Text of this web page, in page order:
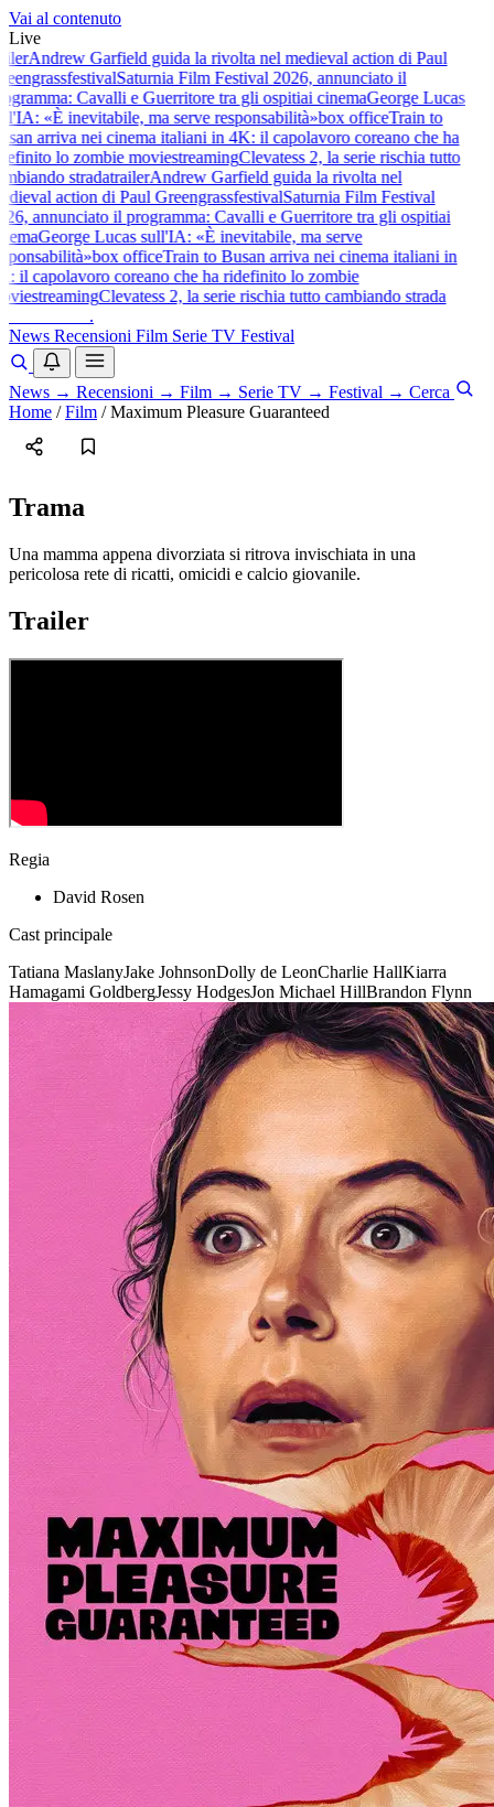
Vai al contenuto
Live
Andrew Garfield guida la rivolta nel medieval action di Paul
festivalSaturnia Film Festival 2026, annunciato il
Cavalli e Guerritore tra gli ospitiai cinemaGeorge Lucas
«È inevitabile, ma serve responsabilità»box officeTrain to
arriva nei cinema italiani in 4K: il capolavoro coreano che ha
lo zombie moviestreamingClevatess 2, la serie rischia tutto
stradatrailerAndrew Garfield guida la rivolta nel
action di Paul GreengrassfestivalSaturnia Film Festival
annunciato il programma: Cavalli e Guerritore tra gli ospitiai
George Lucas sull'IA: «È inevitabile, ma serve
box officeTrain to Busan arriva nei cinema italiani in
il capolavoro coreano che ha ridefinito lo zombie
streamingClevatess 2, la serie rischia tutto cambiando strada
.
News Recensioni Film Serie TV Festival
News → Recensioni → Film → Serie TV → Festival → Cerca
Home / Film / Maximum Pleasure Guaranteed
Trama
Una mamma appena divorziata si ritrova invischiata in una
pericolosa rete di ricatti, omicidi e calcio giovanile.
Trailer
Regia
David Rosen
Cast principale
Tatiana MaslanyJake JohnsonDolly de LeonCharlie HallKiarra
Hamagami GoldbergJessy HodgesJon Michael HillBrandon Flynn